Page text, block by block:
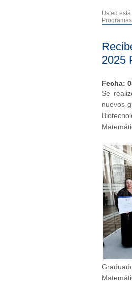
Usted
2025
Fecha:
Se
nuevos